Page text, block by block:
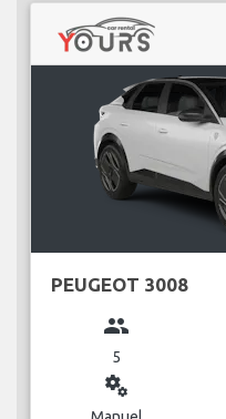
PEUGEOT 3008
group
5
miscellaneous_services